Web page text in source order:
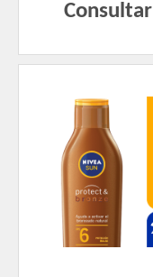
Consultar